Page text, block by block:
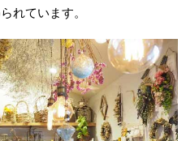
れています。